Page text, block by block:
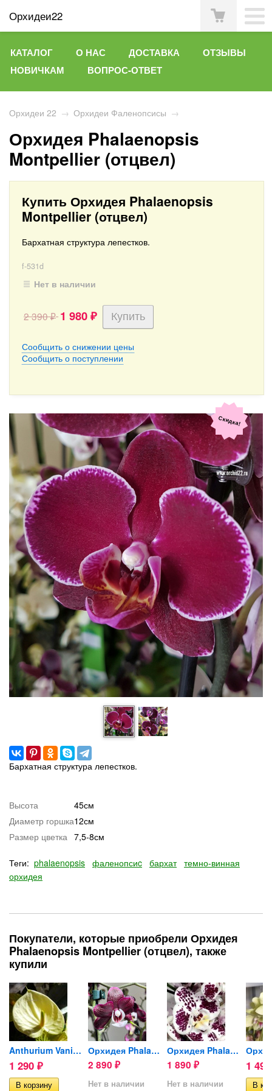
Орхидеи22
КАТАЛОГ О НАС ДОСТАВКА
ОТЗЫВЫ
НОВИЧКАМ
ВОПРОС-ОТВЕТ
Орхидеи 22 → Орхидеи Фаленопсисы →
Орхидея Phalaenopsis
Montpellier (отцвел)
Купить Орхидея Phalaenopsis
Montpellier (отцвел)
Бархатная структура лепестков.
f-531d
Нет в наличии
2 390₽ 1 980 ₽
Сообщить о снижении цены
Сообщить о поступлении
Скидка!
Бархатная структура лепестков.
Высота
45см
Диаметр горшка12см
Размер цветка 7,5-8см
Теги: phalaenopsis фаленопсиc бархат темно-винная
орхидея
Покупатели, которые приобрели Орхидея
Phalaenopsis Montpellier (отцвел), также
купили
Anthurium Vanilla (отцвел)
1 290 ₽
Орхидея Phalaenopsis Kaoda...
2 890 ₽
Нет в наличии
Орхидея Phalaenopsis...
1 890 ₽
Нет в наличии
1